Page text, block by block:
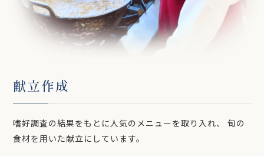
献立作成
嗜好調査の結果をもとに人気のメニューを取り入れ、
旬の
食材を用いた献立にしています。